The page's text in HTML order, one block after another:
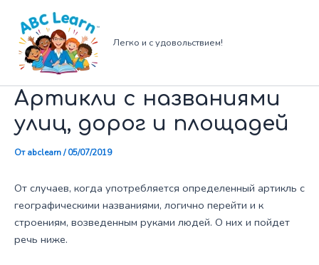
содержимому
Легко и с удовольствием!
Артикли с названиями
улиц, дорог и площадей
Отabclearn/05/07/2019
От случаев, когда употребляется определенный артикль с
географическими названиями, логично перейти и к
строениям, возведенным руками людей. О них и пойдет
речь ниже.